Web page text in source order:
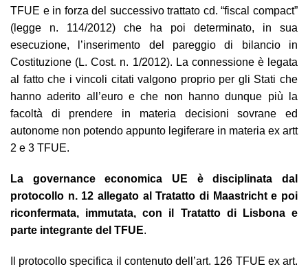
TFUE e in forza del successivo trattato cd. “fiscal compact”
(legge n. 114/2012) che ha poi determinato, in sua
esecuzione, l’inserimento del pareggio di bilancio in
Costituzione (L. Cost. n. 1/2012). La connessione è legata
al fatto che i vincoli citati valgono proprio per gli Stati che
hanno aderito all’euro e che non hanno dunque più la
facoltà di prendere in materia decisioni sovrane ed
autonome non potendo appunto legiferare in materia ex artt
2 e 3 TFUE.
La governance economica UE è disciplinata dal
protocollo n. 12 allegato al Tratatto di Maastricht e poi
riconfermata, immutata, con il Tratatto di Lisbona e
parte integrante del TFUE.
Il protocollo specifica il contenuto dell’art. 126 TFUE ex art.